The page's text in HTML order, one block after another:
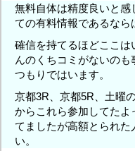
無料自体は精度良いと感
ての有料情報であるなら
確信を持てるほどここは
んのくちコミがないのも
つもりではいます。
京都3R、京都5R、土曜
からこれら参加してた
てましたが高額とられた
い。